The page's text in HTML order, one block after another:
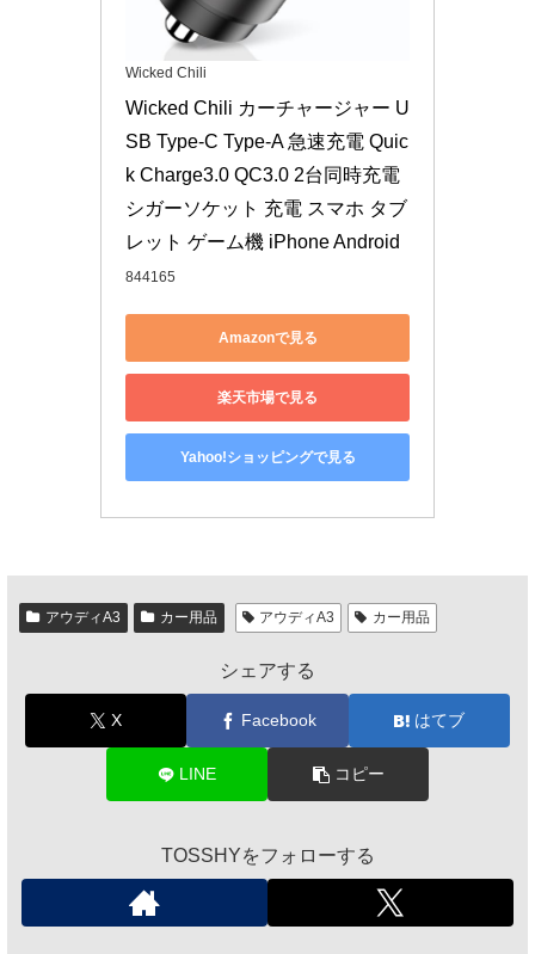
Wicked Chili
Wicked Chili カーチャージャー U
SB Type-C Type-A 急速充電 Quic
k Charge3.0 QC3.0 2台同時充電
シガーソケット 充電 スマホ タブ
レット ゲーム機 iPhone Android
844165
Amazonで見る
楽天市場で見る
Yahoo!ショッピングで見る
アウディA3 カー用品 アウディA3 カー用品
シェアする
X Facebook はてブ
LINE コピー
TOSSHYをフォローする